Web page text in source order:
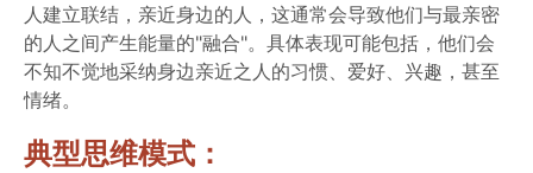
人建立联结，亲近身边的人，这通常会导致他们与最亲密
的人之间产生能量的"融合"。具体表现可能包括，他们会
不知不觉地采纳身边亲近之人的习惯、爱好、兴趣，甚至
情绪。
典型思维模式：